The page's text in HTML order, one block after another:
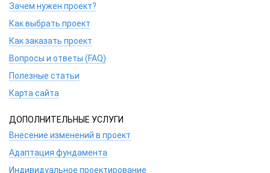
Зачем нужен проект?
Как выбрать проект
Как заказать проект
Вопросы и ответы (FAQ)
Полезные статьи
Карта сайта
ДОПОЛНИТЕЛЬНЫЕ УСЛУГИ
Внесение изменений в проект
Адаптация фундамента
Индивидуальное проектирование